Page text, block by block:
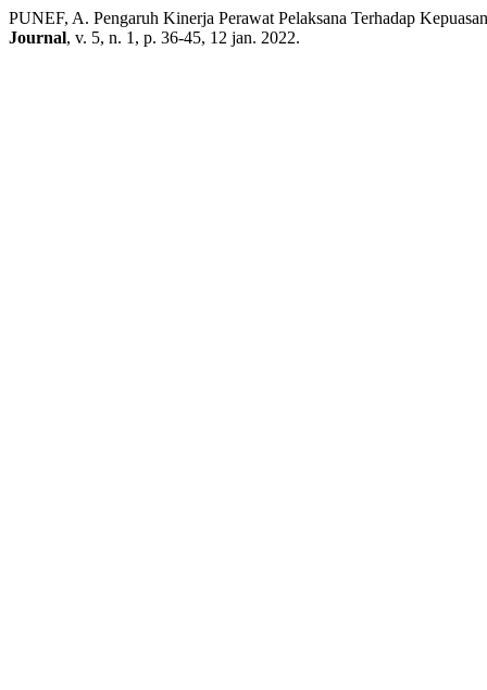
PUNEF, A. Pengaruh Kinerja Perawat Pelaksana Terhadap
Journal, v. 5, n. 1, p. 36-45, 12 jan. 2022.